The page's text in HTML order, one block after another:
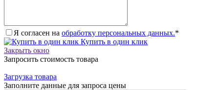
Я согласен на обработку персональных данных.*
Купить в один клик
Закрыть окно
Запросить стоимость товара
Загрузка товара
Заполните данные для запроса цены